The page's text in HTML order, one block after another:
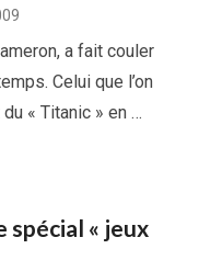
a fait couler
Celui que l’on
« Titanic » en …
spécial « jeux